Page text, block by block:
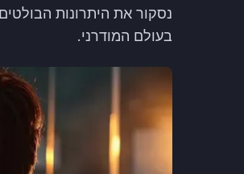
בעולם המודרני.